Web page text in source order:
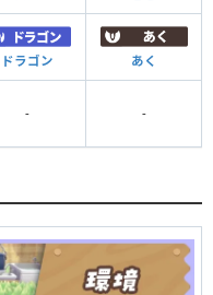
ドラゴン あく
- -